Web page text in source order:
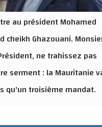
au président Mohamed
cheikh Ghazouani.
ne trahissez pas
serment : la Mauritanie
qu'un troisième mandat.